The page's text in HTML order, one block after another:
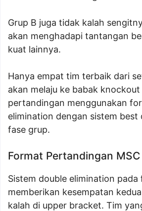
Grup B juga tidak kalah
akan menghadapi tantangan
kuat lainnya.
Hanya empat tim terbaik dari
akan melaju ke babak
pertandingan menggunakan
elimination dengan sistem
fase grup.
Format Pertandingan
Sistem double elimination pada
memberikan kesempatan
kalah di upper bracket. Tim